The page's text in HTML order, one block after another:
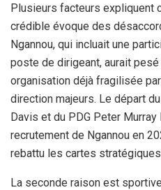
Plusieurs facteurs expliquent
crédible évoque des
Ngannou, qui incluait une
poste de dirigeant, aurait
organisation déjà fragilisée
direction majeurs. Le départ
Davis et du PDG Peter
recrutement de Ngannou en
rebattu les cartes
La seconde raison est